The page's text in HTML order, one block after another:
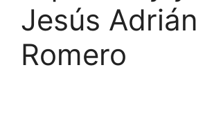
Jesús Adrián
Romero